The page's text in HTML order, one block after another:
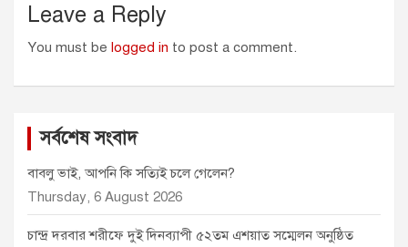
Leave a Reply
You must be logged in to post a comment.
সর্বশেষ সংবাদ
বাবলু ভাই, আপনি কি সত্যিই চলে গেলেন?
Thursday, 6 August 2026
চান্দ্র দরবার শরীফে দুই দিনব্যাপী ৫২তম এশয়াত সম্মেলন অনুষ্ঠিত